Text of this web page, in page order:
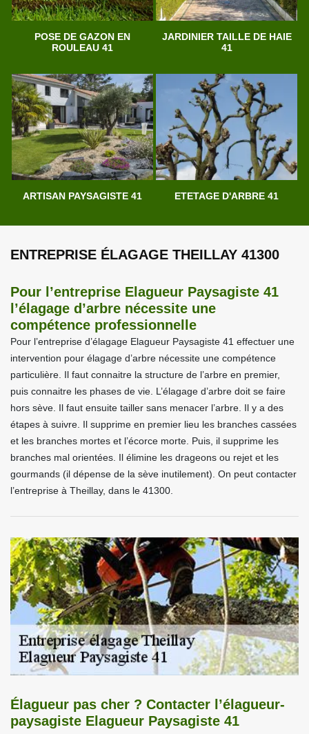
POSE DE GAZON EN
ROULEAU 41
JARDINIER TAILLE DE HAIE
41
ARTISAN PAYSAGISTE 41 ETETAGE D'ARBRE 41
ENTREPRISE ÉLAGAGE THEILLAY 41300
Pour l’entreprise Elagueur Paysagiste 41
l’élagage d’arbre nécessite une
compétence professionnelle
Pour l’entreprise d’élagage Elagueur Paysagiste 41 effectuer une
intervention pour élagage d’arbre nécessite une compétence
particulière. Il faut connaitre la structure de l’arbre en premier,
puis connaitre les phases de vie. L’élagage d’arbre doit se faire
hors sève. Il faut ensuite tailler sans menacer l’arbre. Il y a des
étapes à suivre. Il supprime en premier lieu les branches cassées
et les branches mortes et l’écorce morte. Puis, il supprime les
branches mal orientées. Il élimine les drageons ou rejet et les
gourmands (il dépense de la sève inutilement). On peut contacter
l’entreprise à Theillay, dans le 41300.
Élagueur pas cher ? Contacter l’élagueur-
paysagiste Elagueur Paysagiste 41